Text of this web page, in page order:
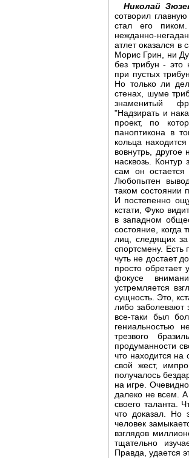
Николай
сотворил
стал его
нежданно-
атлет оказался в
Морис Грин, ни
без трибун - это
при пустых
Но только ли
стенах, шуме
знаменитый
"Надзирать и
проект, по
паноптикона в
кольца
вовнутрь, другое
насквозь.
сам он
Любопытен
таком состоянии
И постепенно
кстати, Фуко
в западном
состояние,
лиц, следящих
спортсмену. Есть
чуть не достает
просто обретает
фокусе
устремляется
сущность. Это,
либо заболевают
все-таки был
гениальностью
трезвого
продуманности
что находится на
свой жест,
получалось
на игре.
далеко не всем. А
своего таланта.
что доказал. Но
человек
взглядов
тщательно
Правда, удается